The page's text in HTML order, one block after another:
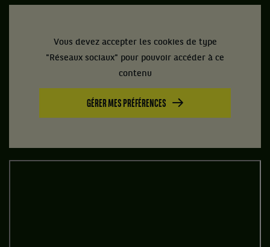
Vous devez accepter les cookies de type
"Réseaux sociaux" pour pouvoir accéder à ce
contenu
GÉRER MES PRÉFÉRENCES